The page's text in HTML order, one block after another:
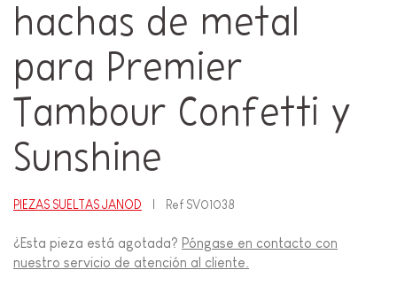
hachas de metal
para Premier
Tambour Confetti y
Sunshine
PIEZAS SUELTAS JANOD Ref SV01038
¿Esta pieza está agotada? Póngase en contacto con
nuestro servicio de atención al cliente.